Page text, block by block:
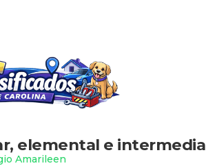
elemental e intermedia
Amarileen